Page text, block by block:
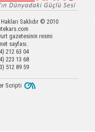
Saklıdır © 2010
gazetesinin resmi
sayfası.
212 63 04
223 13 68
512 89 59
Scripti